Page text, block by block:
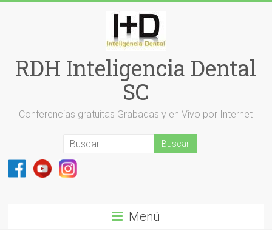
RDH Inteligencia Dental
SC
Conferencias gratuitas Grabadas y en Vivo por Internet
Menú